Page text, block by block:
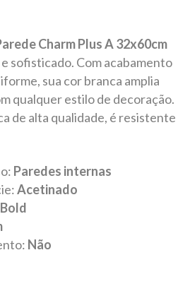
Charm Plus A 32x60cm
sofisticado. Com acabamento
sua cor branca amplia
qualquer estilo de decoração.
de alta qualidade, é resistente
Paredes internas
Acetinado
Bold
Não